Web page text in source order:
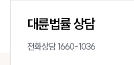
대륜법률 상담
전화상담 1660-1036